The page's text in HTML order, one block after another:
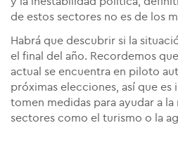
de estos sectores no es de los
Habrá que descubrir si la
el final del año. Recordemos
actual se encuentra en piloto
próximas elecciones, así que es
tomen medidas para ayudar a
sectores como el turismo o la